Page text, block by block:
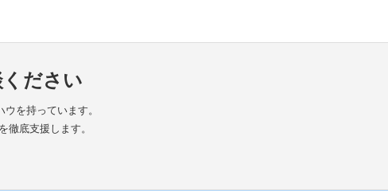
ださい
を持っています。
徹底支援します。